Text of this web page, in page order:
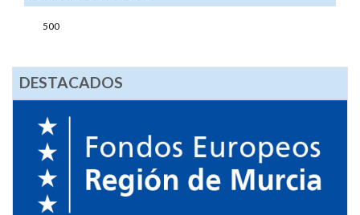
500
DESTACADOS